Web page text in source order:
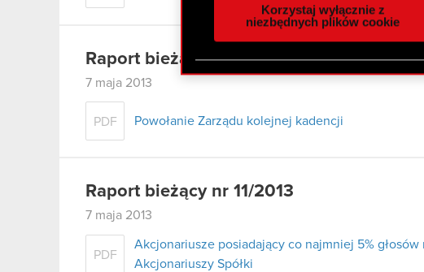
społecznościowym, reklamowym i
otrzymanymi od Ciebie lub
zgadasz się na używanie plików
Korzystaj wyłącznie z
niezbędnych plików cookie
Raport bieżący nr 12/2013
7 maja 2013
PDF Powołanie Zarządu kolejnej kadencji
Raport bieżący nr 11/2013
7 maja 2013
PDF
Akcjonariusze posiadający co najmniej 5%
Akcjonariuszy Spółki